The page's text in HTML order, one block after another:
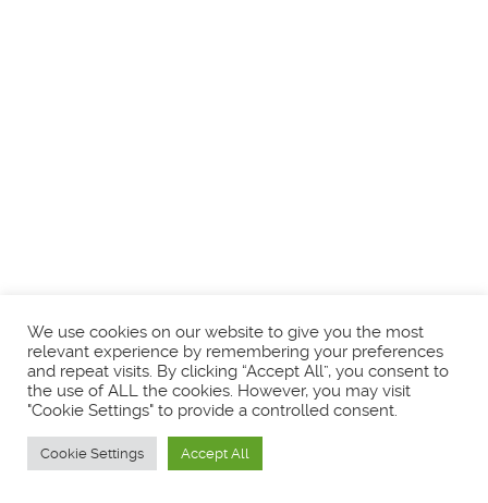
We use cookies on our website to give you the most
relevant experience by remembering your preferences
and repeat visits. By clicking “Accept All”, you consent to
the use of ALL the cookies. However, you may visit
"Cookie Settings" to provide a controlled consent.
Cookie Settings Accept All